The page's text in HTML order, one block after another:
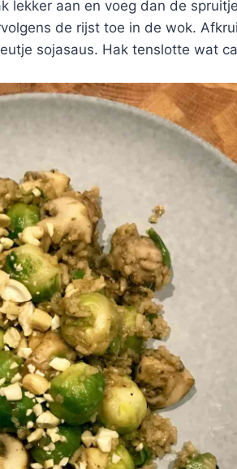
lekker aan en voeg dan de
de rijst toe in de wok.
sojasaus. Hak tenslotte wat